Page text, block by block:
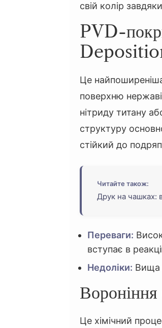
свій колір
PVD-
Це найпоширеніша
поверхню
нітриду титану
структуру
стійкий до
Читайте також:
Друк на чашках:
Переваги:
вступає в
Недоліки: Вища
Це хімічний